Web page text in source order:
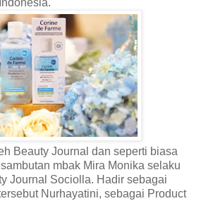
Beauty Journal dan seperti biasa
mbak Mira Monika selaku
Journal Sociolla. Hadir sebagai
Nurhayatini, sebagai Product